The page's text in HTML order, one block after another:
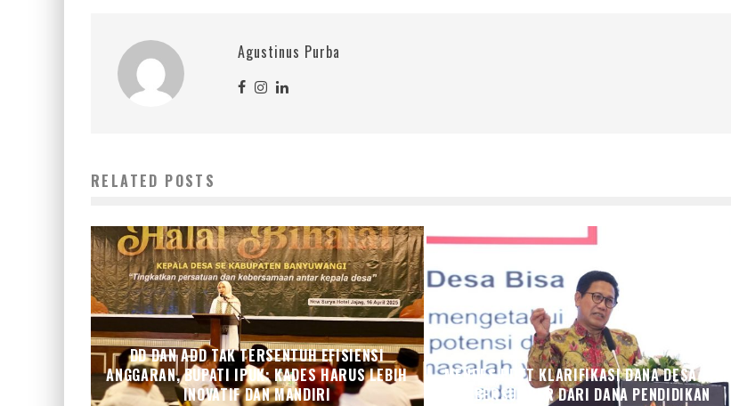
Agustinus Purba
RELATED POSTS
DD DAN ADD TAK TERSENTUH EFISIENSI
ANGGARAN, BUPATI IPUK: KADES HARUS LEBIH
INOVATIF DAN MANDIRI
MENDES PDTT KLARIFIKASI DANA DESA TIDAK
BERSUMBER DARI DANA PENDIDIKAN